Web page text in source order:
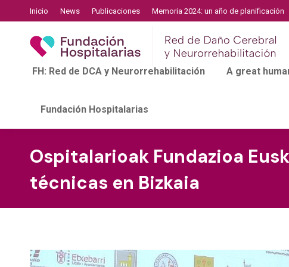
Inicio News Publicaciones Memoria 2024: un año de planificación
FH: Red de DCA y Neurorrehabilitación A great
Fundación Hospitalarias
Ospitalarioak Fundazioa
técnicas en Bizkaia